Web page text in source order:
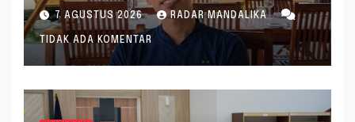
Pimpin KONI NTB
7 AGUSTUS 2026 RADAR MANDALIKA
TIDAK ADA KOMENTAR